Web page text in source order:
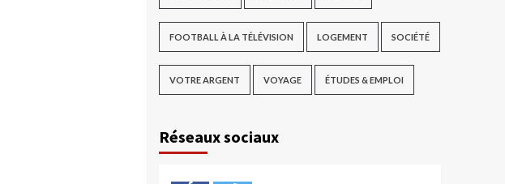
FOOTBALL À LA TÉLÉVISION LOGEMENT SOCIÉTÉ
VOTRE ARGENT VOYAGE ÉTUDES & EMPLOI
Réseaux sociaux